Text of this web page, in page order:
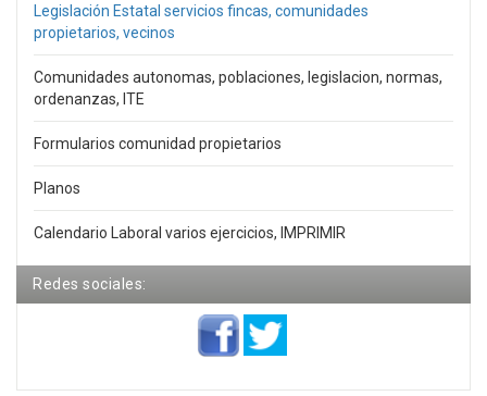
Legislación Estatal servicios fincas, comunidades
propietarios, vecinos
Comunidades autonomas, poblaciones, legislacion, normas,
ordenanzas, ITE
Formularios comunidad propietarios
Planos
Calendario Laboral varios ejercicios, IMPRIMIR
Redes sociales: